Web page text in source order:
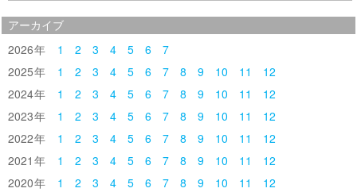
アーカイブ
2026 1 2 3 4 5 6
7
2025
1 2 3 4 5 6 7 8 9 10 11
12
2024
1 2 3 4 5 6 7 8 9 10 11
12
2023
1 2 3 4 5 6 7 8 9 10 11
12
2022
1 2 3 4 5 6 7 8 9 10 11
12
2021
1 2 3 4 5 6 7 8 9 10 11
12
2020
1 2 3 4 5 6 7 8 9 10 11
12